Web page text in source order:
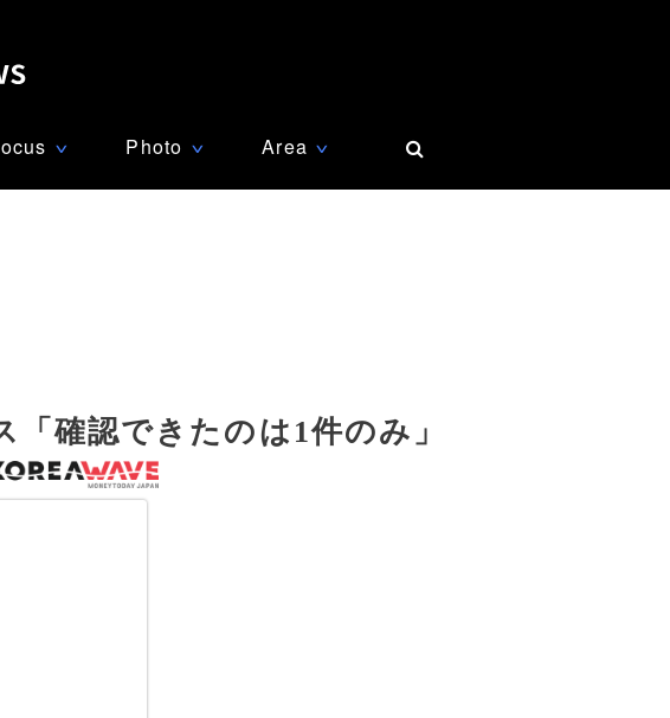
∨ Photo ∨ Area ∨
確認できたのは1件のみ」